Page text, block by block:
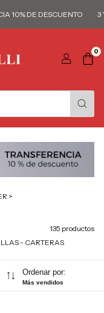
DE DESCUENTO 3 Y 6
0
>
135 productos
- CARTERAS
Ordenar por:
Más vendidos